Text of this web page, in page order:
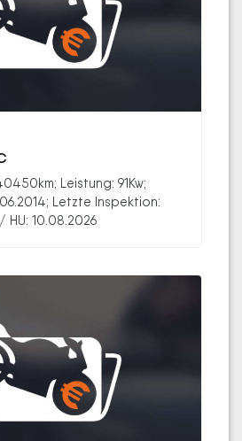
Leistung: 91Kw;
Letzte Inspektion:
HU: 10.08.2026